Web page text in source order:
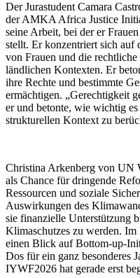
Der Jurastudent Camara
der AMKA Africa Justice
seine Arbeit, bei der er
stellt. Er konzentriert sich auf
von Frauen und die
ländlichen Kontexten. Er
ihre Rechte und bestimmte
ermächtigen. „Gerechtigkeit
er und betonte, wie wichtig
strukturellen Kontext zu
Christina Arkenberg von UN
als Chance für dringende
Ressourcen und soziale
Auswirkungen des
sie finanzielle Unterstützung
Klimaschutzes zu werden. Im
einen Blick auf Bottom-up-
Dos für ein ganz besonderes
IYWF2026 hat gerade erst